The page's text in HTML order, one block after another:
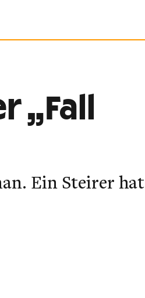
Ein Steirer hat